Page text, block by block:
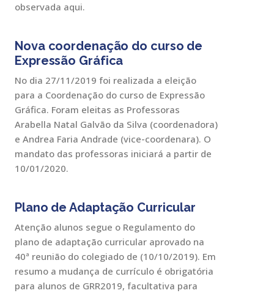
observada aqui.
Nova coordenação do curso de
Expressão Gráfica
No dia 27/11/2019 foi realizada a eleição
para a Coordenação do curso de Expressão
Gráfica. Foram eleitas as Professoras
Arabella Natal Galvão da Silva (coordenadora)
e Andrea Faria Andrade (vice-coordenara). O
mandato das professoras iniciará a partir de
10/01/2020.
Plano de Adaptação Curricular
Atenção alunos segue o Regulamento do
plano de adaptação curricular aprovado na
40ª reunião do colegiado de (10/10/2019). Em
resumo a mudança de currículo é obrigatória
para alunos de GRR2019, facultativa para